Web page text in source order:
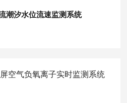
潮汐水位流速监测系统